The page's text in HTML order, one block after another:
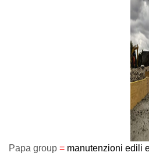
Papa group = manutenzioni edili